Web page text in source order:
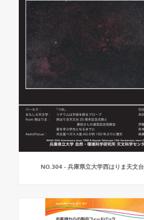
NO.304 - 兵庫県立大学西はりま天文台